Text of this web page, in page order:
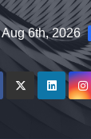
Aug 6th, 2026